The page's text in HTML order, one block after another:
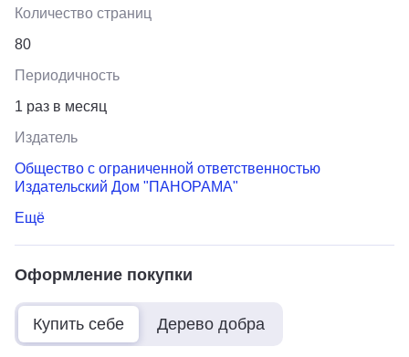
Количество страниц
80
Периодичность
1 раз в месяц
Издатель
Общество с ограниченной ответственностью
Издательский Дом "ПАНОРАМА"
Ещё
Оформление покупки
Купить себе Дерево добра